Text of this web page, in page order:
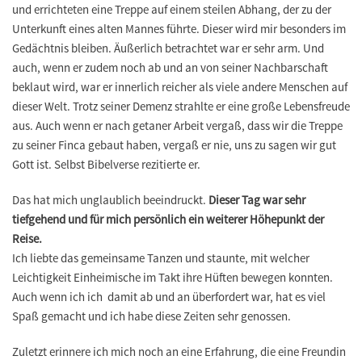
und errichteten eine Treppe auf einem steilen Abhang, der zu der
Unterkunft eines alten Mannes führte. Dieser wird mir besonders im
Gedächtnis bleiben. Äußerlich betrachtet war er sehr arm. Und
auch, wenn er zudem noch ab und an von seiner Nachbarschaft
beklaut wird, war er innerlich reicher als viele andere Menschen auf
dieser Welt. Trotz seiner Demenz strahlte er eine große Lebensfreude
aus. Auch wenn er nach getaner Arbeit vergaß, dass wir die Treppe
zu seiner Finca gebaut haben, vergaß er nie, uns zu sagen wir gut
Gott ist. Selbst Bibelverse rezitierte er.
Das hat mich unglaublich beeindruckt. Dieser Tag war sehr
tiefgehend und für mich persönlich ein weiterer Höhepunkt der
Reise.
Ich liebte das gemeinsame Tanzen und staunte, mit welcher
Leichtigkeit Einheimische im Takt ihre Hüften bewegen konnten.
Auch wenn ich ich damit ab und an überfordert war, hat es viel
Spaß gemacht und ich habe diese Zeiten sehr genossen.
Zuletzt erinnere ich mich noch an eine Erfahrung, die eine Freundin